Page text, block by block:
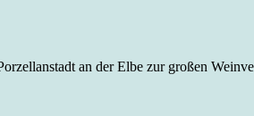
an der Elbe zur großen